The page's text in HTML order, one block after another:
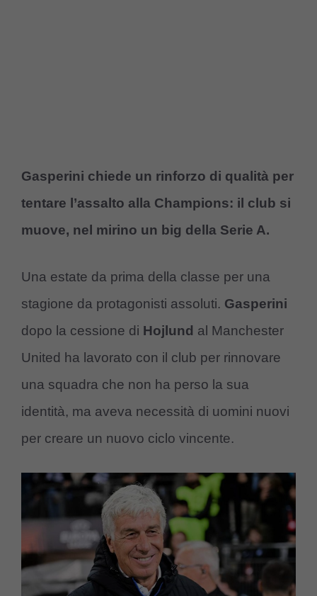
Gasperini chiede un rinforzo di qualità per
tentare l’assalto alla Champions: il club si
muove, nel mirino un big della Serie A.
Una estate da prima della classe per una
stagione da protagonisti assoluti. Gasperini
dopo la cessione di Hojlund al Manchester
United ha lavorato con il club per rinnovare
una squadra che non ha perso la sua
identità, ma aveva necessità di uomini nuovi
per creare un nuovo ciclo vincente.